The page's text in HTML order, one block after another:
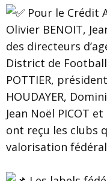
Pour le Crédit
Olivier BENOIT,
des directeurs
District de
POTTIER,
HOUDAYER,
Jean Noël PICOT
ont reçu les clubs
valorisation